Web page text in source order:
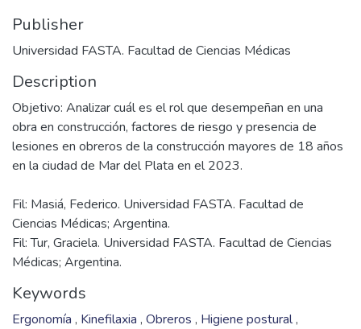
Publisher
Universidad FASTA. Facultad de Ciencias Médicas
Description
Objetivo: Analizar cuál es el rol que desempeñan en una
obra en construcción, factores de riesgo y presencia de
lesiones en obreros de la construcción mayores de 18 años
Fil: Masiá, Federico. Universidad FASTA. Facultad de
Ciencias Médicas; Argentina.
Fil: Tur, Graciela. Universidad FASTA. Facultad de Ciencias
Médicas; Argentina.
Keywords
Ergonomía , Kinefilaxia , Obreros , Higiene postural,